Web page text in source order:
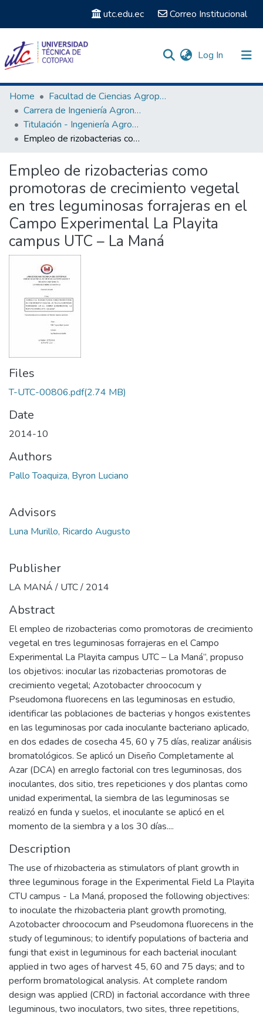
utc.edu.ec Correo Institucional
Log In (current)
Communities & Collections
Search
Statistics
Home
Facultad de Ciencias Agropecuarias y Recursos Naturales
Carrera de Ingeniería Agronómica
Titulación - Ingeniería Agronómica
Empleo de rizobacterias como promotoras de crecimiento vegetal en tres leguminosas forrajeras en el Campo Experimental La Playita campus UTC – La Maná
Empleo de rizobacterias como
promotoras de crecimiento vegetal
en tres leguminosas forrajeras en el
Campo Experimental La Playita
campus UTC – La Maná
Files
T-UTC-00806.pdf(2.74 MB)
Date
2014-10
Authors
Pallo Toaquiza, Byron Luciano
Advisors
Luna Murillo, Ricardo Augusto
Publisher
LA MANÁ / UTC / 2014
Abstract
El empleo de rizobacterias como promotoras de crecimiento
vegetal en tres leguminosas forrajeras en el Campo
Experimental La Playita campus UTC – La Maná”, propuso
los objetivos: inocular las rizobacterias promotoras de
crecimiento vegetal; Azotobacter chroococum y
Pseudomona fluorecens en las leguminosas en estudio,
identificar las poblaciones de bacterias y hongos existentes
en las leguminosas por cada inoculante bacteriano aplicado,
en dos edades de cosecha 45, 60 y 75 días, realizar análisis
bromatológicos. Se aplicó un Diseño Completamente al
Azar (DCA) en arreglo factorial con tres leguminosas, dos
inoculantes, dos sitio, tres repeticiones y dos plantas como
unidad experimental, la siembra de las leguminosas se
realizó en funda y suelos, el inoculante se aplicó en el
momento de la siembra y a los 30 días....
Description
The use of rhizobacteria as stimulators of plant growth in
three leguminous forage in the Experimental Field La Playita
CTU campus - La Maná, proposed the following objectives:
to inoculate the rhizobacteria plant growth promoting,
Azotobacter chroococum and Pseudomona fluorecens in the
study of leguminous; to identify populations of bacteria and
fungi that exist in leguminous for each bacterial inoculant
applied in two ages of harvest 45, 60 and 75 days; and to
perform bromatological analysis. At complete random
design was applied (CRD) in factorial accordance with three
leguminous, two inoculators, two sites, three repetitions,